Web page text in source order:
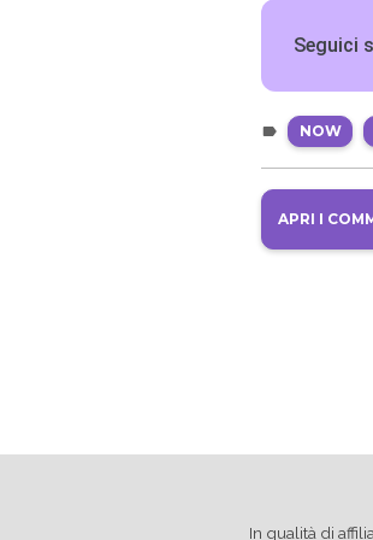
Seguici
NOW
APRI I
In qualità di